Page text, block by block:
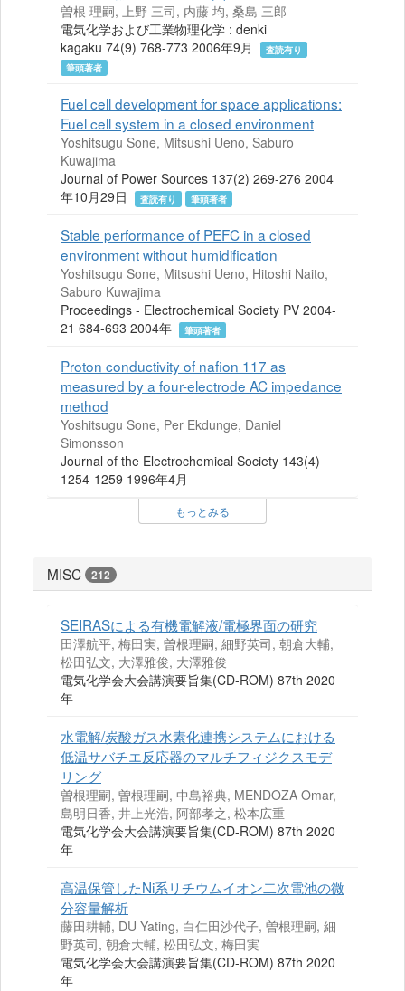
曽根 理嗣, 上野 三司, 内藤 均, 桑島 三郎
電気化学および工業物理化学 : denki
kagaku 74(9) 768-773 2006年9月
査読有り
筆頭著者
Fuel cell development for space applications:
Fuel cell system in a closed environment
Yoshitsugu Sone, Mitsushi Ueno, Saburo
Kuwajima
Journal of Power Sources 137(2) 269-276 2004
年10月29日
査読有り 筆頭著者
Stable performance of PEFC in a closed
environment without humidification
Yoshitsugu Sone, Mitsushi Ueno, Hitoshi Naito,
Saburo Kuwajima
Proceedings - Electrochemical Society PV 2004-
21 684-693 2004年
筆頭著者
Proton conductivity of nafion 117 as
measured by a four-electrode AC impedance
method
Yoshitsugu Sone, Per Ekdunge, Daniel
Simonsson
Journal of the Electrochemical Society 143(4)
1254-1259 1996年4月
もっとみる
MISC 212
SEIRASによる有機電解液/電極界面の研究
田澤航平, 梅田実, 曽根理嗣, 細野英司, 朝倉大輔,
松田弘文, 大澤雅俊, 大澤雅俊
電気化学会大会講演要旨集(CD-ROM) 87th 2020
年
水電解/炭酸ガス水素化連携システムにおける
低温サバチエ反応器のマルチフィジクスモデ
リング
曽根理嗣, 曽根理嗣, 中島裕典, MENDOZA Omar,
島明日香, 井上光浩, 阿部孝之, 松本広重
電気化学会大会講演要旨集(CD-ROM) 87th 2020
年
高温保管したNi系リチウムイオン二次電池の微
分容量解析
藤田耕輔, DU Yating, 白仁田沙代子, 曽根理嗣, 細
野英司, 朝倉大輔, 松田弘文, 梅田実
電気化学会大会講演要旨集(CD-ROM) 87th 2020
年